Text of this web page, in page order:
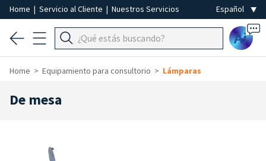
Home | Servicio al Cliente | Nuestros Servicios
Ai
Home Equipamiento para consultorio Lámparas
De mesa